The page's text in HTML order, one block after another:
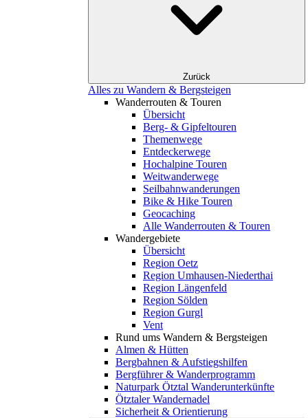
Zurück
Alles zu Wandern & Bergsteigen
Wanderrouten & Touren
Übersicht
Berg- & Gipfeltouren
Themenwege
Entdeckerwege
Hochalpine Touren
Weitwanderwege
Seilbahnwanderungen
Bike & Hike Touren
Geocaching
Alle Wanderrouten & Touren
Wandergebiete
Übersicht
Region Oetz
Region Umhausen-Niederthai
Region Längenfeld
Region Sölden
Region Gurgl
Vent
Rund ums Wandern & Bergsteigen
Almen & Hütten
Bergbahnen & Aufstiegshilfen
Bergführer & Wanderprogramm
Naturpark Ötztal Wanderunterkünfte
Ötztaler Wandernadel
Sicherheit & Orientierung